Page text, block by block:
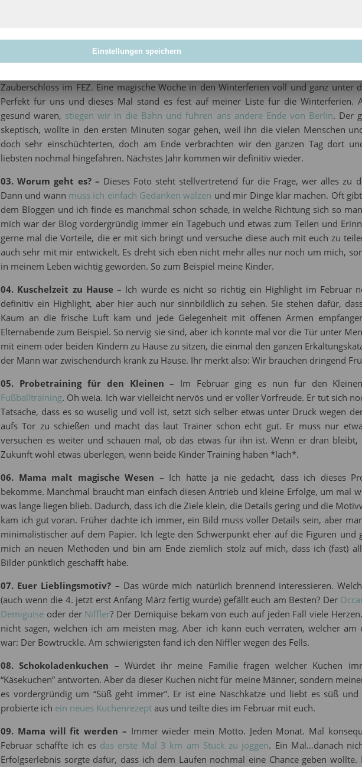
im Müll gelandet, weil das Loch (auf unerklärliche Weise) unglaublich groß
verloren hat. Aber der Moment war schön. Ich saß mit den Kindern im Bus und wir
auf dem Weg zu einem Tagesausflug, da entdeckte ich das Herz auf einmal auf dem
“Och nöööö”, sagte er nur, doch ich fand es toll. Kleine Herzensmomente mit meinen
Schon im letzten Jahr wollte ich hin, doch es ergab
Zauberschloss im FEZ. Eine magische Woche in den Winterferien voll und ganz unter
Perfekt für uns und dieses Mal stand es fest auf meiner Liste für die Winterferien.
gesund waren, stiegen wir in die Bahn und fuhren ans andere Ende von Berlin. Der
skeptisch, wollte in den ersten Minuten sogar gehen, weil ihn die vielen Menschen
doch sehr einschüchterten, doch am Ende verbrachten wir den ganzen Tag dort
liebsten nochmal hingefahren. Nächstes Jahr kommen wir definitiv wieder.
03. Worum geht es? – Dieses Foto steht stellvertretend für die Frage, wer alles zu
Dann und wann muss ich einfach Gedanken wälzen und mir Dinge klar machen. Oft
dem Bloggen und ich finde es manchmal schon schade, in welche Richtung sich so
mich war der Blog vordergründig immer ein Tagebuch und etwas zum Teilen und
gerne mal die Vorteile, die er mit sich bringt und versuche diese auch mit euch zu
auch sehr mit mir entwickelt. Es dreht sich eben nicht mehr alles nur noch um mich,
in meinem Leben wichtig geworden. So zum Beispiel meine Kinder.
04. Kuschelzeit zu Hause – Ich würde es nicht so richtig ein Highlight im Februar
definitiv ein Highlight, aber hier auch nur sinnbildlich zu sehen. Sie stehen dafür,
Kaum an die frische Luft kam und jede Gelegenheit mit offenen Armen
Elternabende zum Beispiel. So nervig sie sind, aber ich konnte mal vor die Tür unter
mit einem oder beiden Kindern zu Hause zu sitzen, die einmal den ganzen
der Mann war zwischendurch krank zu Hause. Ihr merkt also: Wir brauchen dringend
05. Probetraining für den Kleinen – Im Februar ging es nun für den
Fußballtraining. Oh weia. Ich war vielleicht nervös und er voller Vorfreude. Er tut sich
Tatsache, dass es so wuselig und voll ist, setzt sich selber etwas unter Druck wegen
aufs Tor zu schießen und macht das laut Trainer schon echt gut. Er muss nur
versuchen es weiter und schauen mal, ob das etwas für ihn ist. Wenn er dran
Zukunft wohl etwas überlegen, wenn beide Kinder Training haben *lach*.
06. Mama malt magische Wesen – Ich hätte ja nie gedacht, dass ich dieses
bekomme. Manchmal braucht man einfach diesen Antrieb und kleine Erfolge, um mal
was lange liegen blieb. Dadurch, dass ich die Ziele klein, die Details gering und die
kam ich gut voran. Früher dachte ich immer, ein Bild muss voller Details sein, aber
minimalistischer auf dem Papier. Ich legte den Schwerpunkt eher auf die Figuren und
mich an neuen Methoden und bin am Ende ziemlich stolz auf mich, dass ich (fast)
Bilder pünktlich geschafft habe.
07. Euer Lieblingsmotiv? – Das würde mich natürlich brennend interessieren.
(auch wenn die 4. jetzt erst Anfang März fertig wurde) gefällt euch am Besten? Der
Demiguise oder der Niffler? Der Demiquise bekam von euch auf jeden Fall viele
nicht sagen, welchen ich am meisten mag. Aber ich kann euch verraten, welcher am
war: Der Bowtruckle. Am schwierigsten fand ich den Niffler wegen des Fells.
08. Schokoladenkuchen – Würdet ihr meine Familie fragen welcher Kuchen
“Käsekuchen” antworten. Aber da dieser Kuchen nicht für meine Männer, sondern
es vordergründig um “Süß geht immer”. Er ist eine Naschkatze und liebt es süß
probierte ich ein neues Kuchenrezept aus und teilte dies im Februar mit euch.
09. Mama will fit werden – Immer wieder mein Motto. Jeden Monat. Mal
Februar schaffte ich es das erste Mal 3 km am Stück zu joggen. Ein Mal…danach
Erfolgserlebnis sorgte dafür, dass ich dem Laufen nochmal eine Chance geben
Einstellungen speichern